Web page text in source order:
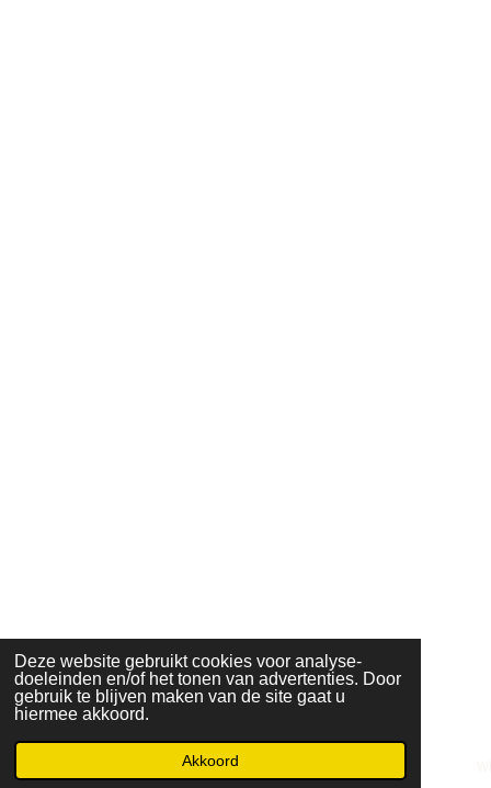
Deze website gebruikt cookies voor analyse-
doeleinden en/of het tonen van advertenties. Door
gebruik te blijven maken van de site gaat u
hiermee akkoord.
Akkoord
Telefoonnummer